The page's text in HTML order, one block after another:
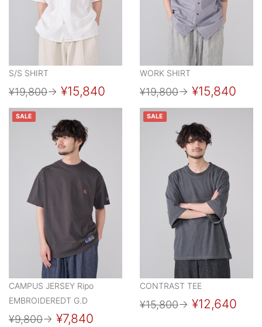
S/S SHIRT
¥19,800→ ¥15,840
WORK SHIRT
¥19,800→ ¥15,840
SALE
CAMPUS JERSEY Ripo
EMBROIDEREDT G.D
¥9,800→ ¥7,840
SALE
CONTRAST TEE
¥15,800→ ¥12,640